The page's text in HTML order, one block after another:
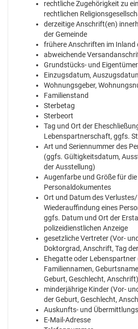
rechtliche Zugehörigkeit zu
rechtlichen
derzeitige Anschrift(en)
der Gemeinde
frühere Anschriften im Inland
abweichende
Grundstücks- und
Einzugsdatum,
Wohnungsgeber,
Familienstand
Sterbetag
Sterbeort
Tag und Ort der
Lebenspartnerschaft, ggfs.
Art und Seriennummer des
(ggfs. Gültigkeitsdatum,
der Ausstellung)
Augenfarbe und Größe für
Personaldokumentes
Ort und Datum des
Wiederauffindung eines
ggfs. Datum und Ort der
polizeidienstlichen Anzeige
gesetzliche Vertreter (Vor-
Doktorgrad, Anschrift, Tag
Ehegatte oder Lebenspartner
Familiennamen,
Geburt, Geschlecht, Anschrift)
minderjährige Kinder (Vor-
der Geburt, Geschlecht,
Auskunfts- und
E-Mail-Adresse